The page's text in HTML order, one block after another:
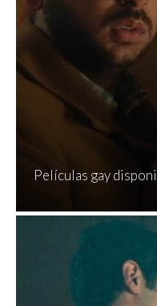
Películas gay